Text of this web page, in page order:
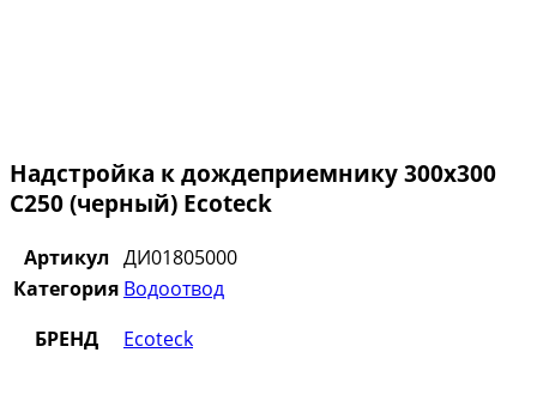
Надстройка к дождеприемнику 300х300
С250 (черный) Ecoteck
Артикул ДИ01805000
Категория Водоотвод
БРЕНД
Ecoteck